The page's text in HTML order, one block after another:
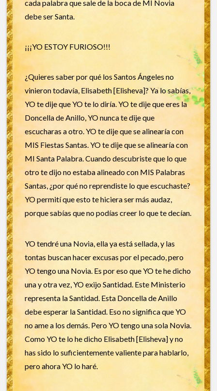
cada palabra que sale de la boca de MI Novia
debe ser Santa.
¡¡¡YO ESTOY FURIOSO!!!
¿Quieres saber por qué los Santos Ángeles no
vinieron todavía, Elisabeth [Elisheva]? Ya lo sabías,
YO te dije que YO te lo diría. YO te dije que eres la
Doncella de Anillo, YO nunca te dije que
escucharas a otro. YO te dije que se alinearía con
MIS Fiestas Santas. YO te dije que se alinearía con
MI Santa Palabra. Cuando descubriste que lo que
otro te dijo no estaba alineado con MIS Palabras
Santas, ¿por qué no reprendiste lo que escuchaste?
YO permití que esto te hiciera ser más audaz,
porque sabías que no podías creer lo que te decían.
YO tendré una Novia, ella ya está sellada, y las
tontas buscan hacer excusas por el pecado, pero
YO tengo una Novia. Es por eso que YO te he dicho
una y otra vez, YO exijo Santidad. Este Ministerio
representa la Santidad. Esta Doncella de Anillo
debe esperar la Santidad. Eso no significa que YO
no ame a los demás. Pero YO tengo una sola Novia.
Como YO te lo he dicho Elisabeth [Elisheva] y no
has sido lo suficientemente valiente para hablarlo,
pero ahora YO lo haré.